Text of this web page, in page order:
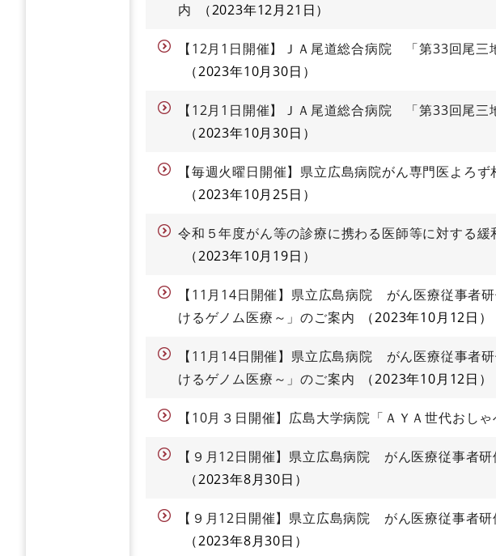
内
2023年12月21日
【12月1日開催】ＪＡ尾道総合病院 「第33回尾三
2023年10月30日
【12月1日開催】ＪＡ尾道総合病院 「第33回尾三
2023年10月30日
【毎週火曜日開催】県立広島病院がん専門医よろ
2023年10月25日
令和５年度がん等の診療に携わる医師等に対する
2023年10月19日
【11月14日開催】県立広島病院 がん医療従事者
けるゲノム医療～」のご案内
2023年10月12日
【11月14日開催】県立広島病院 がん医療従事者
けるゲノム医療～」のご案内
2023年10月12日
【10月３日開催】広島大学病院「ＡＹＡ世代おし
【９月12日開催】県立広島病院 がん医療従事者
2023年8月30日
【９月12日開催】県立広島病院 がん医療従事者
2023年8月30日